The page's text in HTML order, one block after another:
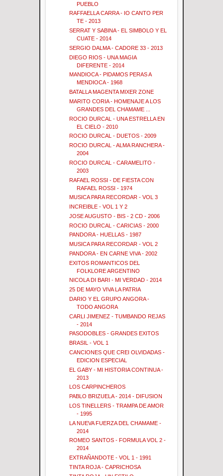
PUEBLO
RAFFAELLA CARRA - IO CANTO PER
TE - 2013
SERRAT Y SABINA - EL SIMBOLO Y EL
CUATE - 2014
SERGIO DALMA - CADORE 33 - 2013
DIEGO RIOS - UNA MAGIA
DIFERENTE - 2014
MANDIOCA - PIDAMOS PERAS A
MENDIOCA - 1968
BATALLA MAGENTA MIXER ZONE
MARITO CORIA - HOMENAJE A LOS
GRANDES DEL CHAMAME ...
ROCIO DURCAL - UNA ESTRELLA EN
EL CIELO - 2010
ROCIO DURCAL - DUETOS - 2009
ROCIO DURCAL - ALMA RANCHERA -
2004
ROCIO DURCAL - CARAMELITO -
2003
RAFAEL ROSSI - DE FIESTA CON
RAFAEL ROSSI - 1974
MUSICA PARA RECORDAR - VOL 3
INCREIBLE - VOL 1 Y 2
JOSE AUGUSTO - BIS - 2 CD - 2006
ROCIO DURCAL - CARICIAS - 2000
PANDORA - HUELLAS - 1987
MUSICA PARA RECORDAR - VOL 2
PANDORA - EN CARNE VIVA - 2002
EXITOS ROMANTICOS DEL
FOLKLORE ARGENTINO
NICOLA DI BARI - MI VERDAD - 2014
25 DE MAYO VIVA LA PATRIA
DARIO Y EL GRUPO ANGORA -
TODO ANGORA
CARLI JIMENEZ - TUMBANDO REJAS
- 2014
PASODOBLES - GRANDES EXITOS
BRASIL - VOL 1
CANCIONES QUE CREI OLVIDADAS -
EDICION ESPECIAL
EL GABY - MI HISTORIA CONTINUA -
2013
LOS CARPINCHEROS
PABLO BRIZUELA - 2014 - DIFUSION
LOS TINELLERS - TRAMPA DE AMOR
- 1995
LA NUEVA FUERZA DEL CHAMAME -
2014
ROMEO SANTOS - FORMULA VOL 2 -
2014
EXTRAÑANDOTE - VOL 1 - 1991
TINTA ROJA - CAPRICHOSA